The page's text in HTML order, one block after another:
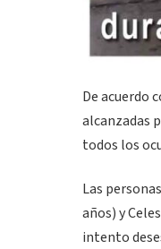
De acuerdo
alcanzadas
todos los
Las
años) y
intento